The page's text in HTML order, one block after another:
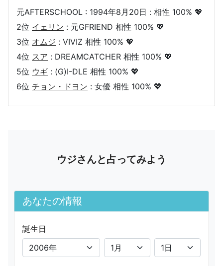
元AFTERSCHOOL : 1994年8月20日 : 相性 100% 💖
2位 イェリン : 元GFRIEND 相性 100% 💖
3位 オムジ : VIVIZ 相性 100% 💖
4位 スア : DREAMCATCHER 相性 100% 💖
5位 ウギ : (G)I-DLE 相性 100% 💖
6位 チョン・ドヨン : 女優 相性 100% 💖
ウジさんと占ってみよう
あなたの情報
誕生日